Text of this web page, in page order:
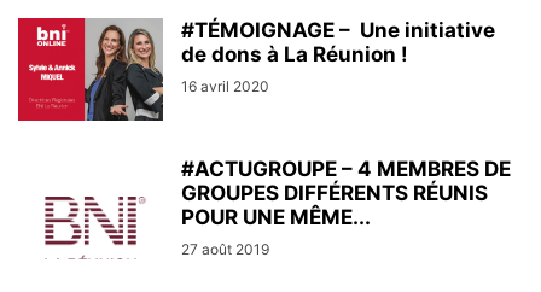
#TÉMOIGNAGE – Une initiative
de dons à La Réunion !
16 avril 2020
#ACTUGROUPE – 4 MEMBRES DE
GROUPES DIFFÉRENTS RÉUNIS
POUR UNE MÊME...
27 août 2019